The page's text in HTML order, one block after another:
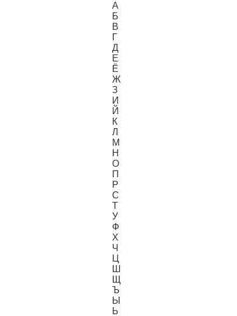
А
Б
В
Г
Д
Е
Ё
Ж
З
И
Й
К
Л
М
Н
О
П
Р
С
Т
У
Ф
Х
Ч
Ц
Ш
Щ
Ъ
Ы
Ь